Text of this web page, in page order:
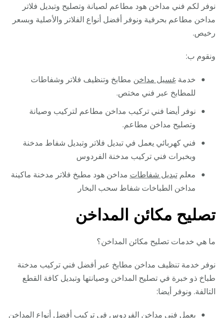
نوفر لكم فني مداخن هود مطاعم لصيانة وتصليح وتبديل فلاتر
مداخن مطاعم بحرفية ونوفر أفضل أنواع الفلاتر والأصلية وبسعر
رخيص.
ونقوم ب:
خدمةغسيل مداخن مطابخ وتنظيف فلاتر وشفاطات
للمطابخ عبر فني مختص.
نوفر أيضا فني تركيب مداخن مطاعم لتركيب وصيانة
وتصليح مداخن مطاعم.
فني كهربائي يعمل في تبديل فلاتر وتبديل شفاط مدخنة
وبخبرات فني تركيب مدخنة الفردوس
معلمتبديل شفاطات مداخن هود مطبخ فلاتر مدخنة ماكينة
مداخن الطباخات شفاط سحب البخار
تصليح مكائن المداخن
ما هي خدمات تصليح مكائن المداخن؟
نوفر خدمة تنظيف مداخن مطابخ عبر أفضل فني تركيب مدخنة
طباخ ذو خبرة في تصليح المداخن وصيانتها وتبديل كافة القطع
التالفة. ونوفر أيضا:
يعمل فني مداخن الفردوس في تركيب أفضل أنواع المداخن